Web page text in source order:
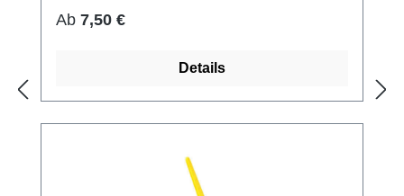
Regulärer Preis:
Ab 7,50 €
Details